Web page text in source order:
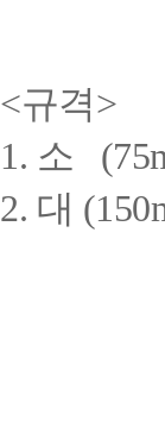
<규격>
1. 소
2. 대